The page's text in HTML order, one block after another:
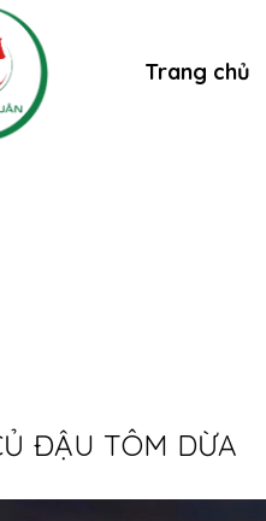
Trang chủ
ĐẬU TÔM DỪA